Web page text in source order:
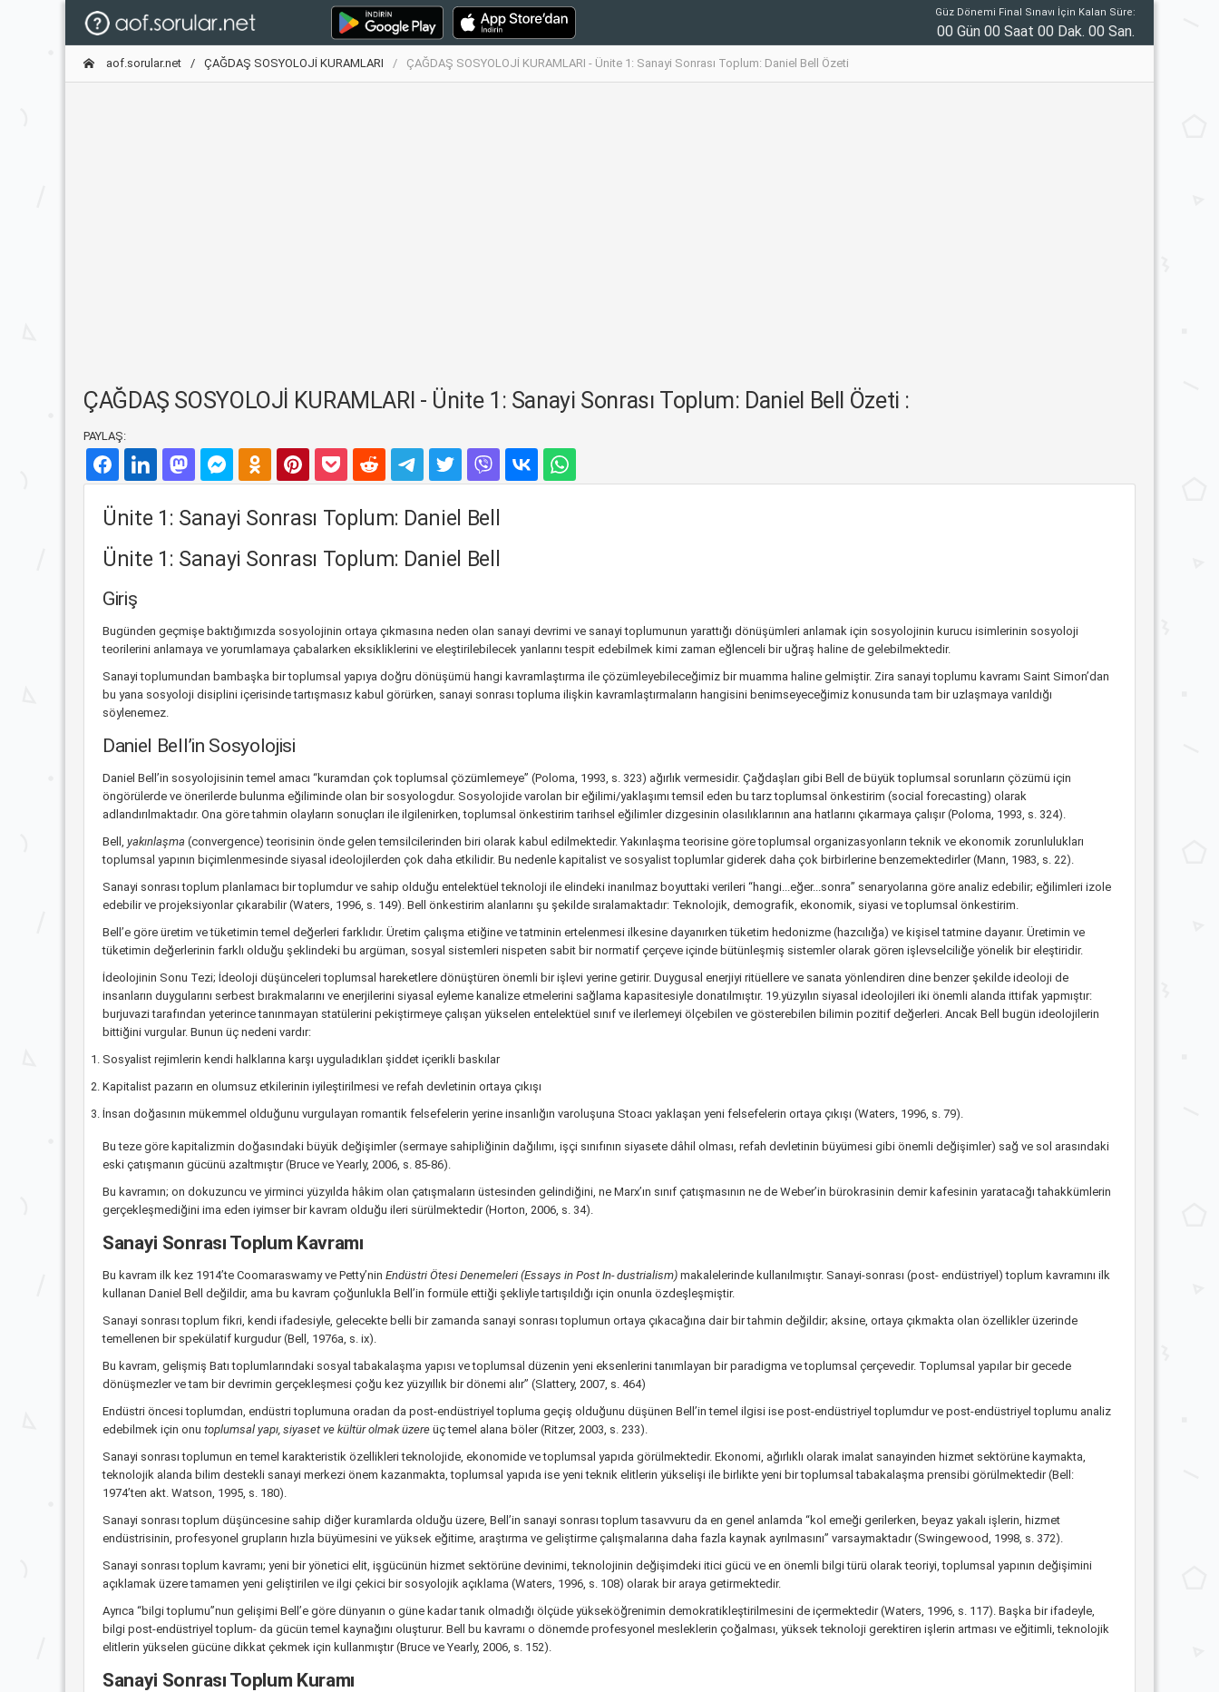
Güz Dönemi Final Sınavı İçin Kalan Süre:
00 Gün 00 Saat 00 Dak. 00 San.
aof.sorular.net ÇAĞDAŞ SOSYOLOJİ KURAMLARI ÇAĞDAŞ SOSYOLOJİ KURAMLARI - Ünite 1: Sanayi Sonrası Toplum: Daniel Bell Özeti
ÇAĞDAŞ SOSYOLOJİ KURAMLARI - Ünite 1: Sanayi Sonrası Toplum: Daniel Bell Özeti :
PAYLAŞ:
Ünite 1: Sanayi Sonrası Toplum: Daniel Bell
Ünite 1: Sanayi Sonrası Toplum: Daniel Bell
Giriş
Bugünden geçmişe baktığımızda sosyolojinin ortaya çıkmasına neden olan sanayi devrimi ve sanayi toplumunun yarattığı dönüşümleri anlamak için sosyolojinin kurucu isimlerinin sosyoloji
teorilerini anlamaya ve yorumlamaya çabalarken eksikliklerini ve eleştirilebilecek yanlarını tespit edebilmek kimi zaman eğlenceli bir uğraş haline de gelebilmektedir.
Sanayi toplumundan bambaşka bir toplumsal yapıya doğru dönüşümü hangi kavramlaştırma ile çözümleyebileceğimiz bir muamma haline gelmiştir. Zira sanayi toplumu kavramı Saint Simon’dan
bu yana sosyoloji disiplini içerisinde tartışmasız kabul görürken, sanayi sonrası topluma ilişkin kavramlaştırmaların hangisini benimseyeceğimiz konusunda tam bir uzlaşmaya varıldığı
söylenemez.
Daniel Bell’in Sosyolojisi
Daniel Bell’in sosyolojisinin temel amacı “kuramdan çok toplumsal çözümlemeye” (Poloma, 1993, s. 323) ağırlık vermesidir. Çağdaşları gibi Bell de büyük toplumsal sorunların çözümü için
öngörülerde ve önerilerde bulunma eğiliminde olan bir sosyologdur. Sosyolojide varolan bir eğilimi/yaklaşımı temsil eden bu tarz toplumsal önkestirim (social forecasting) olarak
adlandırılmaktadır. Ona göre tahmin olayların sonuçları ile ilgilenirken, toplumsal önkestirim tarihsel eğilimler dizgesinin olasılıklarının ana hatlarını çıkarmaya çalışır (Poloma, 1993, s. 324).
Bell, yakınlaşma (convergence) teorisinin önde gelen temsilcilerinden biri olarak kabul edilmektedir. Yakınlaşma teorisine göre toplumsal organizasyonların teknik ve ekonomik zorunlulukları
toplumsal yapının biçimlenmesinde siyasal ideolojilerden çok daha etkilidir. Bu nedenle kapitalist ve sosyalist toplumlar giderek daha çok birbirlerine benzemektedirler (Mann, 1983, s. 22).
Sanayi sonrası toplum planlamacı bir toplumdur ve sahip olduğu entelektüel teknoloji ile elindeki inanılmaz boyuttaki verileri “hangi...eğer...sonra” senaryolarına göre analiz edebilir; eğilimleri izole
edebilir ve projeksiyonlar çıkarabilir (Waters, 1996, s. 149). Bell önkestirim alanlarını şu şekilde sıralamaktadır: Teknolojik, demografik, ekonomik, siyasi ve toplumsal önkestirim.
Bell’e göre üretim ve tüketimin temel değerleri farklıdır. Üretim çalışma etiğine ve tatminin ertelenmesi ilkesine dayanırken tüketim hedonizme (hazcılığa) ve kişisel tatmine dayanır. Üretimin ve
tüketimin değerlerinin farklı olduğu şeklindeki bu argüman, sosyal sistemleri nispeten sabit bir normatif çerçeve içinde bütünleşmiş sistemler olarak gören işlevselciliğe yönelik bir eleştiridir.
İdeolojinin Sonu Tezi; İdeoloji düşünceleri toplumsal hareketlere dönüştüren önemli bir işlevi yerine getirir. Duygusal enerjiyi ritüellere ve sanata yönlendiren dine benzer şekilde ideoloji de
insanların duygularını serbest bırakmalarını ve enerjilerini siyasal eyleme kanalize etmelerini sağlama kapasitesiyle donatılmıştır. 19.yüzyılın siyasal ideolojileri iki önemli alanda ittifak yapmıştır:
burjuvazi tarafından yeterince tanınmayan statülerini pekiştirmeye çalışan yükselen entelektüel sınıf ve ilerlemeyi ölçebilen ve gösterebilen bilimin pozitif değerleri. Ancak Bell bugün ideolojilerin
bittiğini vurgular. Bunun üç nedeni vardır:
Sosyalist rejimlerin kendi halklarına karşı uyguladıkları şiddet içerikli baskılar
Kapitalist pazarın en olumsuz etkilerinin iyileştirilmesi ve refah devletinin ortaya çıkışı
İnsan doğasının mükemmel olduğunu vurgulayan romantik felsefelerin yerine insanlığın varoluşuna Stoacı yaklaşan yeni felsefelerin ortaya çıkışı (Waters, 1996, s. 79).
Bu teze göre kapitalizmin doğasındaki büyük değişimler (sermaye sahipliğinin dağılımı, işçi sınıfının siyasete dâhil olması, refah devletinin büyümesi gibi önemli değişimler) sağ ve sol arasındaki
eski çatışmanın gücünü azaltmıştır (Bruce ve Yearly, 2006, s. 85-86).
Bu kavramın; on dokuzuncu ve yirminci yüzyılda hâkim olan çatışmaların üstesinden gelindiğini, ne Marx’ın sınıf çatışmasının ne de Weber’in bürokrasinin demir kafesinin yaratacağı tahakkümlerin
gerçekleşmediğini ima eden iyimser bir kavram olduğu ileri sürülmektedir (Horton, 2006, s. 34).
Sanayi Sonrası Toplum Kavramı
Bu kavram ilk kez 1914’te Coomaraswamy ve Petty’nin Endüstri Ötesi Denemeleri (Essays in Post In- dustrialism) makalelerinde kullanılmıştır. Sanayi-sonrası (post- endüstriyel) toplum kavramını ilk
kullanan Daniel Bell değildir, ama bu kavram çoğunlukla Bell’in formüle ettiği şekliyle tartışıldığı için onunla özdeşleşmiştir.
Sanayi sonrası toplum fikri, kendi ifadesiyle, gelecekte belli bir zamanda sanayi sonrası toplumun ortaya çıkacağına dair bir tahmin değildir; aksine, ortaya çıkmakta olan özellikler üzerinde
temellenen bir spekülatif kurgudur (Bell, 1976a, s. ix).
Bu kavram, gelişmiş Batı toplumlarındaki sosyal tabakalaşma yapısı ve toplumsal düzenin yeni eksenlerini tanımlayan bir paradigma ve toplumsal çerçevedir. Toplumsal yapılar bir gecede
dönüşmezler ve tam bir devrimin gerçekleşmesi çoğu kez yüzyıllık bir dönemi alır” (Slattery, 2007, s. 464)
Endüstri öncesi toplumdan, endüstri toplumuna oradan da post-endüstriyel topluma geçiş olduğunu düşünen Bell’in temel ilgisi ise post-endüstriyel toplumdur ve post-endüstriyel toplumu analiz
edebilmek için onu toplumsal yapı, siyaset ve kültür olmak üzere üç temel alana böler (Ritzer, 2003, s. 233).
Sanayi sonrası toplumun en temel karakteristik özellikleri teknolojide, ekonomide ve toplumsal yapıda görülmektedir. Ekonomi, ağırlıklı olarak imalat sanayinden hizmet sektörüne kaymakta,
teknolojik alanda bilim destekli sanayi merkezi önem kazanmakta, toplumsal yapıda ise yeni teknik elitlerin yükselişi ile birlikte yeni bir toplumsal tabakalaşma prensibi görülmektedir (Bell:
1974’ten akt. Watson, 1995, s. 180).
Sanayi sonrası toplum düşüncesine sahip diğer kuramlarda olduğu üzere, Bell’in sanayi sonrası toplum tasavvuru da en genel anlamda “kol emeği gerilerken, beyaz yakalı işlerin, hizmet
endüstrisinin, profesyonel grupların hızla büyümesini ve yüksek eğitime, araştırma ve geliştirme çalışmalarına daha fazla kaynak ayrılmasını” varsaymaktadır (Swingewood, 1998, s. 372).
Sanayi sonrası toplum kavramı; yeni bir yönetici elit, işgücünün hizmet sektörüne devinimi, teknolojinin değişimdeki itici gücü ve en önemli bilgi türü olarak teoriyi, toplumsal yapının değişimini
açıklamak üzere tamamen yeni geliştirilen ve ilgi çekici bir sosyolojik açıklama (Waters, 1996, s. 108) olarak bir araya getirmektedir.
Ayrıca “bilgi toplumu”nun gelişimi Bell’e göre dünyanın o güne kadar tanık olmadığı ölçüde yükseköğrenimin demokratikleştirilmesini de içermektedir (Waters, 1996, s. 117). Başka bir ifadeyle,
bilgi post-endüstriyel toplum- da gücün temel kaynağını oluşturur. Bell bu kavramı o dönemde profesyonel mesleklerin çoğalması, yüksek teknoloji gerektiren işlerin artması ve eğitimli, teknolojik
elitlerin yükselen gücüne dikkat çekmek için kullanmıştır (Bruce ve Yearly, 2006, s. 152).
Sanayi Sonrası Toplum Kuramı